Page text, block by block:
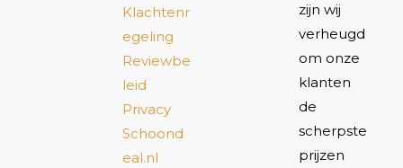
Klachtenr
egeling
Reviewbe
leid
Privacy
Schoond
eal.nl
zijn wij
verheugd
om onze
klanten
de
scherpste
prijzen